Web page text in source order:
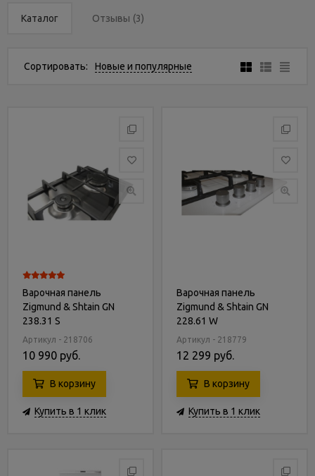
Статьи
Каталог Отзывы (3)
Сортировать: Новые и популярные
Варочная панель
Zigmund & Shtain GN
238.31 S
Артикул - 218706
10 990 руб.
В корзину
Купить в 1 клик
Варочная панель
Zigmund & Shtain GN
228.61 W
Артикул - 218779
12 299 руб.
В корзину
Купить в 1 клик